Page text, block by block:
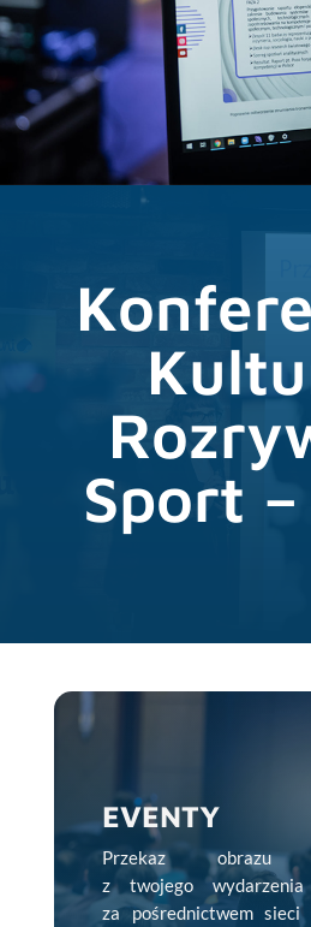
Sport –
EVENTY
Przekaz
z twojego
za pośrednictwem